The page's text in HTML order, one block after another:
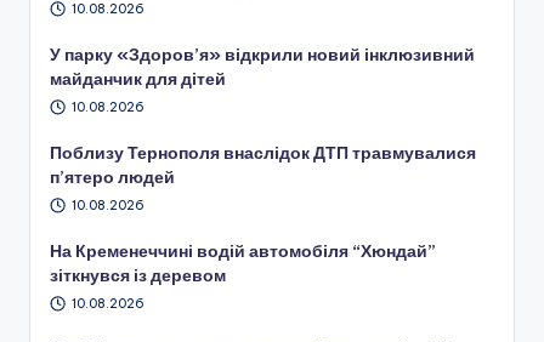
10.08.2026
У парку «Здоров’я» відкрили новий інклюзивний
майданчик для дітей
10.08.2026
Поблизу Тернополя внаслідок ДТП травмувалися
п’ятеро людей
10.08.2026
На Кременеччині водій автомобіля “Хюндай”
зіткнувся із деревом
10.08.2026